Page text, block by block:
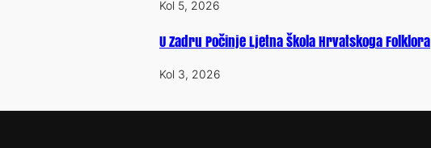
Kol 5, 2026
U Zadru Počinje Ljetna Škola Hrvatskoga Folklora
Kol 3, 2026